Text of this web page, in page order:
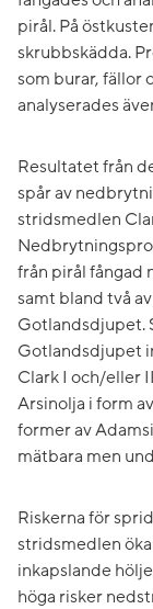
pirål. På
skrubbskädda.
som burar, fällor
analyserades
Resultatet från
spår av
stridsmedlen
från pirål fångad
samt bland två
Gotlandsdjupet.
Gotlandsdjupet
Clark I och/eller
Arsinolja i form
former av
mätbara men
Riskerna för
stridsmedlen
inkapslande
höga risker